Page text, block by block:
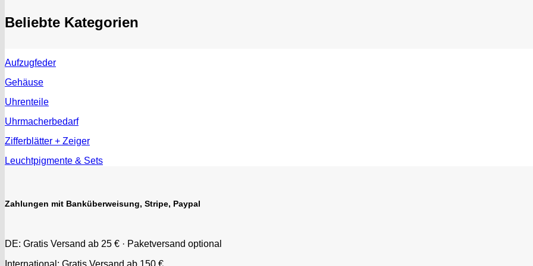
Beliebte Kategorien
Aufzugfeder
Gehäuse
Uhrenteile
Uhrmacherbedarf
Zifferblätter + Zeiger
Leuchtpigmente & Sets
Zahlungen mit Banküberweisung, Stripe, Paypal
DE: Gratis Versand ab 25 € · Paketversand optional
International: Gratis Versand ab 150 €